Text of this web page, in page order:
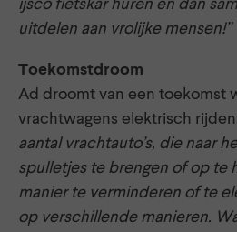
ijsco fietskar huren en dan
uitdelen aan vrolijke mensen!”
Toekomstdroom
Ad droomt van een toekomst
vrachtwagens elektrisch
aantal vrachtauto’s, die naar
spulletjes te brengen of op te
manier te verminderen of te
op verschillende manieren.